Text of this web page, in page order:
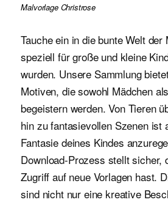
Malvorlage Christrose
Tauche ein in die bunte Welt der
speziell für große und kleine
wurden. Unsere Sammlung
Motiven, die sowohl Mädchen
begeistern werden. Von Tieren
hin zu fantasievollen Szenen ist
Fantasie deines Kindes
Download-Prozess stellt sicher,
Zugriff auf neue Vorlagen hast.
sind nicht nur eine kreative